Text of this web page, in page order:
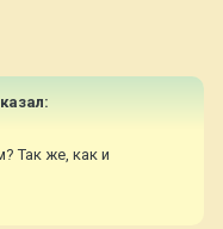
Так же, как и